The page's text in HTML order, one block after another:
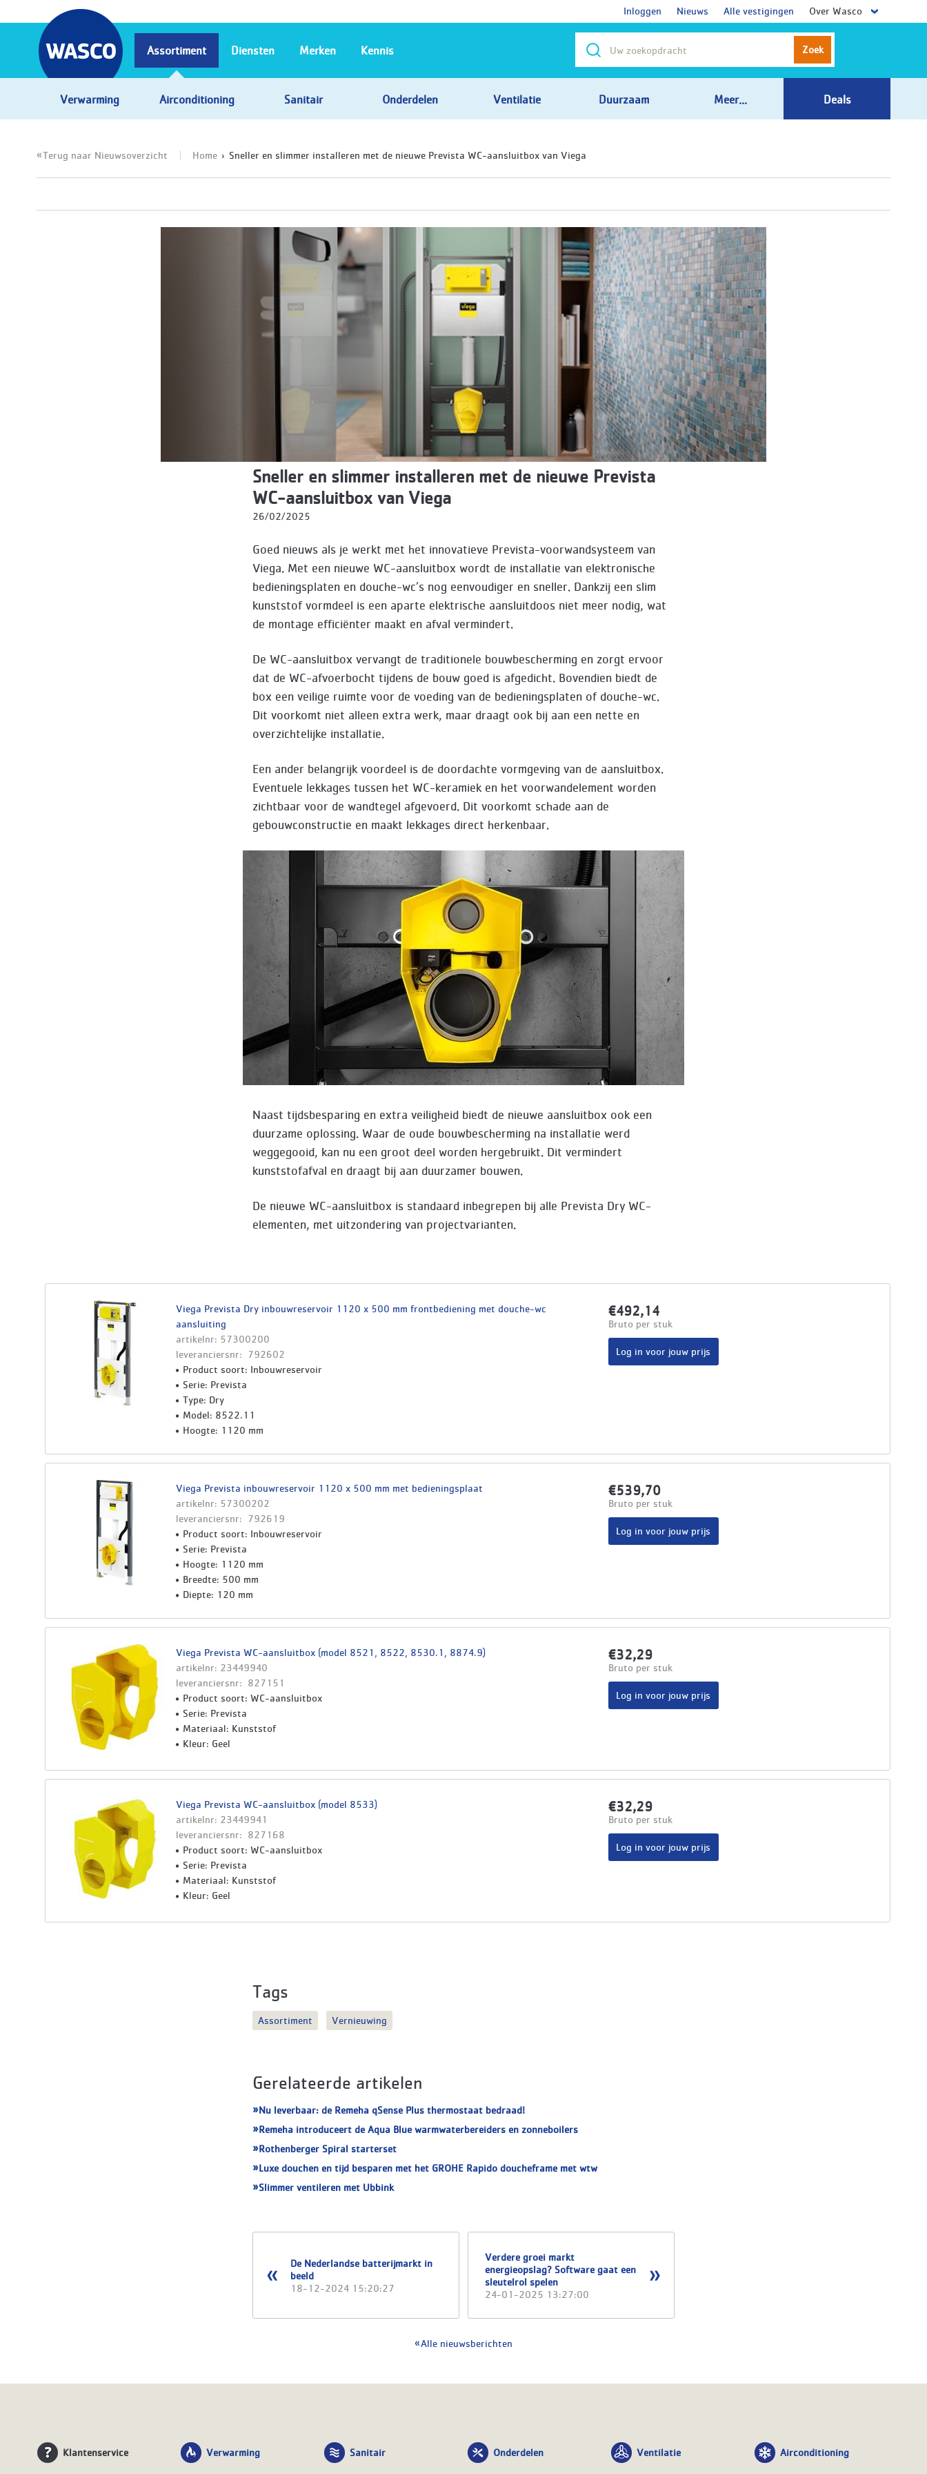
Inloggen Nieuws Alle vestigingen Over Wasco
Zoek
Assortiment
Verwarming Airconditioning Sanitair Onderdelen Ventilatie Duurzaam Meer... Deals
Diensten Merken Kennis
Terug naar Nieuwsoverzicht Home Sneller en slimmer installeren met de nieuwe Prevista WC-aansluitbox van Viega
Sneller en slimmer installeren met de nieuwe Prevista
WC-aansluitbox van Viega
26/02/2025
Goed nieuws als je werkt met het innovatieve Prevista-voorwandsysteem van
Viega. Met een nieuwe WC-aansluitbox wordt de installatie van elektronische
bedieningsplaten en douche-wc’s nog eenvoudiger en sneller. Dankzij een slim
kunststof vormdeel is een aparte elektrische aansluitdoos niet meer nodig, wat
de montage efficiënter maakt en afval vermindert.
De WC-aansluitbox vervangt de traditionele bouwbescherming en zorgt ervoor
dat de WC-afvoerbocht tijdens de bouw goed is afgedicht. Bovendien biedt de
box een veilige ruimte voor de voeding van de bedieningsplaten of douche-wc.
Dit voorkomt niet alleen extra werk, maar draagt ook bij aan een nette en
overzichtelijke installatie.
Een ander belangrijk voordeel is de doordachte vormgeving van de aansluitbox.
Eventuele lekkages tussen het WC-keramiek en het voorwandelement worden
zichtbaar voor de wandtegel afgevoerd. Dit voorkomt schade aan de
gebouwconstructie en maakt lekkages direct herkenbaar.
Naast tijdsbesparing en extra veiligheid biedt de nieuwe aansluitbox ook een
duurzame oplossing. Waar de oude bouwbescherming na installatie werd
weggegooid, kan nu een groot deel worden hergebruikt. Dit vermindert
kunststofafval en draagt bij aan duurzamer bouwen.
De nieuwe WC-aansluitbox is standaard inbegrepen bij alle Prevista Dry WC-
elementen, met uitzondering van projectvarianten.
Viega Prevista Dry inbouwreservoir 1120 x 500 mm frontbediening met douche-wc
aansluiting
artikelnr: 57300200
leveranciersnr: 792602
Product soort: Inbouwreservoir
Serie: Prevista
Type: Dry
Model: 8522.11
Hoogte: 1120 mm
€492,14
Bruto per stuk
Log in voor jouw prijs
Viega Prevista inbouwreservoir 1120 x 500 mm met bedieningsplaat
artikelnr: 57300202
leveranciersnr: 792619
Product soort: Inbouwreservoir
Serie: Prevista
Hoogte: 1120 mm
Breedte: 500 mm
Diepte: 120 mm
€539,70
Bruto per stuk
Log in voor jouw prijs
Viega Prevista WC-aansluitbox (model 8521, 8522, 8530.1, 8874.9)
artikelnr: 23449940
leveranciersnr: 827151
Product soort: WC-aansluitbox
Serie: Prevista
Materiaal: Kunststof
Kleur: Geel
€32,29
Bruto per stuk
Log in voor jouw prijs
Viega Prevista WC-aansluitbox (model 8533)
artikelnr: 23449941
leveranciersnr: 827168
Product soort: WC-aansluitbox
Serie: Prevista
Materiaal: Kunststof
Kleur: Geel
€32,29
Bruto per stuk
Log in voor jouw prijs
Tags
Assortiment Vernieuwing
Gerelateerde artikelen
Nu leverbaar: de Remeha qSense Plus thermostaat bedraad!
Remeha introduceert de Aqua Blue warmwaterbereiders en zonneboilers
Rothenberger Spiral starterset
Luxe douchen en tijd besparen met het GROHE Rapido doucheframe met wtw
Slimmer ventileren met Ubbink
De Nederlandse batterijmarkt in
beeld
18-12-2024 15:20:27
Verdere groei markt
energieopslag? Software gaat een
sleutelrol spelen
24-01-2025 13:27:00
Alle nieuwsberichten
Klantenservice Verwarming Sanitair Onderdelen Ventilatie Airconditioning